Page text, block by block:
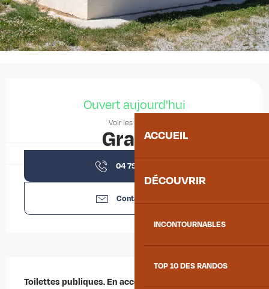
ACCUEIL
DÉCOUVRIR
INCONTOURNABLES
TOP 10 DES RANDOS
Ouvert aujourd'hui
Voir les horaires
Gratuit
04 79 59 30
Contactez-nous
Toilettes publiques. En accès libre du printemps à